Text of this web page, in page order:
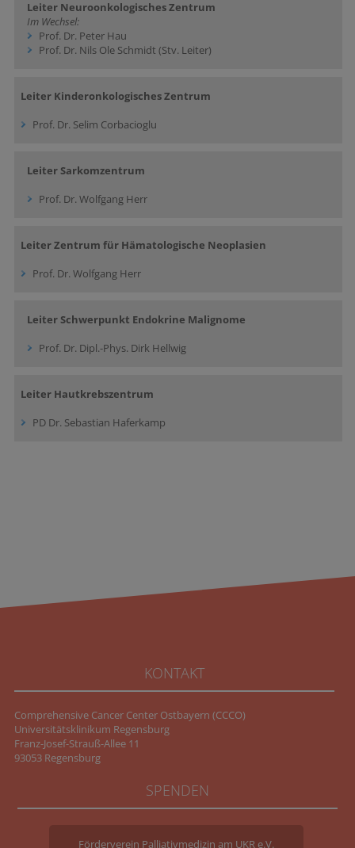
Leiter Neuroonkologisches Zentrum
Im Wechsel:
Prof. Dr. Peter Hau
Prof. Dr. Nils Ole Schmidt (Stv. Leiter)
Leiter Kinderonkologisches Zentrum
Prof. Dr. Selim Corbacioglu
Leiter Sarkomzentrum
Prof. Dr. Wolfgang Herr
Leiter Zentrum für Hämatologische Neoplasien
Prof. Dr. Wolfgang Herr
Leiter Schwerpunkt Endokrine Malignome
Prof. Dr. Dipl.-Phys. Dirk Hellwig
Leiter Hautkrebszentrum
PD Dr. Sebastian Haferkamp
KONTAKT
Comprehensive Cancer Center Ostbayern (CCCO)
Universitätsklinikum Regensburg
Franz-Josef-Strauß-Allee 11
93053 Regensburg
SPENDEN
Förderverein Palliativmedizin am UKR e.V.